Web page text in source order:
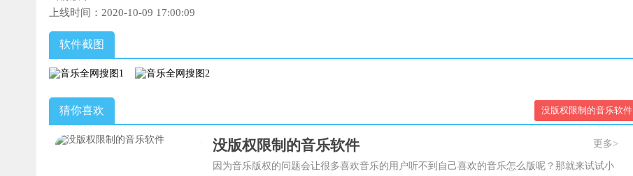
上线时间： 2020-10-09 17:00:09
软件截图
猜你喜欢 没版权限制的音乐软件
没版权限制的音乐软件 更多>
因为音乐版权的问题会让很多喜欢音乐的用户听不到自己喜欢的音乐怎么版呢？那就来试试小